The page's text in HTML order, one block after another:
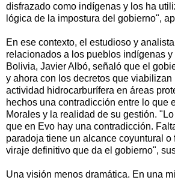
disfrazado como indígenas y los ha
lógica de la impostura del gobierno",
En ese contexto, el estudioso y
relacionados a los pueblos indígenas
Bolivia, Javier Albó, señaló que el
y ahora con los decretos que
actividad hidrocarburífera en áreas
hechos una contradicción entre lo que
Morales y la realidad de su gestión.
que en Evo hay una contradicción.
paradoja tiene un alcance coyuntural o
viraje definitivo que da el gobierno",
Una visión menos dramática. En una